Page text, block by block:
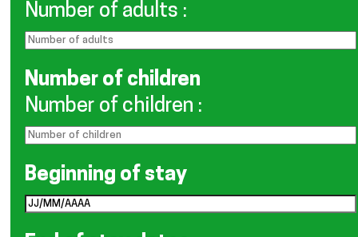
Number of adults :
Number of children
Number of children :
Beginning of stay